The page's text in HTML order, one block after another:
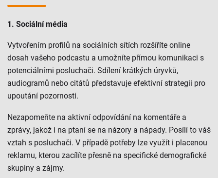
1. Sociální média
Vytvořením profilů na sociálních sítích rozšíříte online
dosah vašeho podcastu a umožníte přímou komunikaci s
potenciálními posluchači. Sdílení krátkých úryvků,
audiogramů nebo citátů představuje efektivní strategii pro
upoutání pozornosti.
Nezapomeňte na aktivní odpovídání na komentáře a
zprávy, jakož i na ptaní se na názory a nápady. Posílí to váš
vztah s posluchači. V případě potřeby lze využít i placenou
reklamu, kterou zacílíte přesně na specifické demografické
skupiny a zájmy.